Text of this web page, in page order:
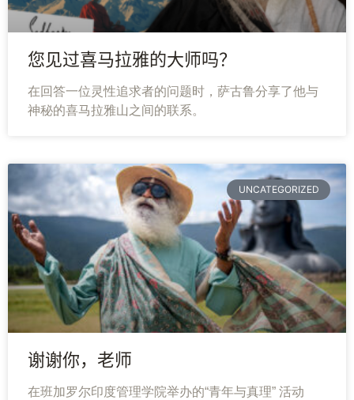
您见过喜马拉雅的大师吗？
在回答一位灵性追求者的问题时，萨古鲁分享了他与
神秘的喜马拉雅山之间的联系。
UNCATEGORIZED
谢谢你，老师
在班加罗尔印度管理学院举办的“青年与真理” 活动